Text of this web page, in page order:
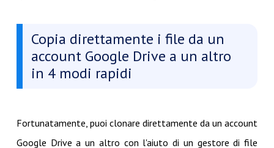
Copia direttamente i file da un
account Google Drive a un altro
in 4 modi rapidi
Fortunatamente, puoi clonare direttamente da un account
Google Drive a un altro con l'aiuto di un gestore di file